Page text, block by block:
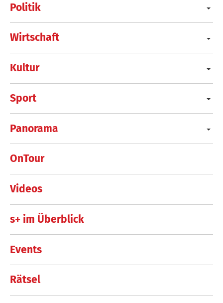
Politik
Wirtschaft
Kultur
Sport
Panorama
OnTour
Videos
s+ im Überblick
Events
Rätsel